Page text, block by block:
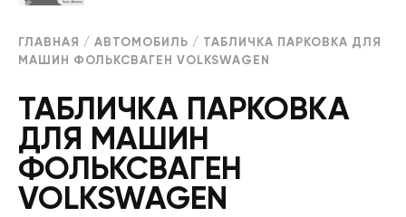
ГЛАВНАЯ / АВТОМОБИЛЬ / ТАБЛИЧКА ПАРКОВКА ДЛЯ
МАШИН ФОЛЬКСВАГЕН VOLKSWAGEN
ТАБЛИЧКА ПАРКОВКА
ДЛЯ МАШИН
ФОЛЬКСВАГЕН
VOLKSWAGEN